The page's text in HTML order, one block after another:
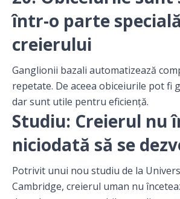
într-o parte
creierului
Ganglionii bazali automatizează
repetate. De aceea obiceiurile pot fi
dar sunt utile pentru eficiență.
Studiu: Creierul nu
niciodată să se
Potrivit unui nou studiu de la
Cambridge, creierul uman nu